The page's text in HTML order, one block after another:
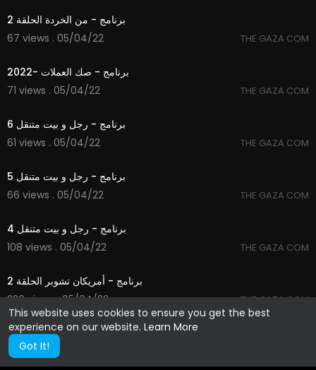
This website uses cookies to ensure you get the best
experience on our website. Learn More
Got It!
برنامج - من الخردة الحلقة 2
67 views . 05/04/22
THE GAZA COM
برنامج - صك العملات -2022
71 views . 05/04/22
THE GAZA COM
برنامج - رجل و بيت متنقل 6
61 views . 05/04/22
THE GAZA COM
برنامج - رجل و بيت متنقل 5
66 views . 05/04/22
THE GAZA COM
برنامج - رجل و بيت متنقل 4
108 views . 05/04/22
THE GAZA COM
برنامج - أمريكان تشوبر الحلقة 2
229 views . 05/04/22
THE GAZA COM